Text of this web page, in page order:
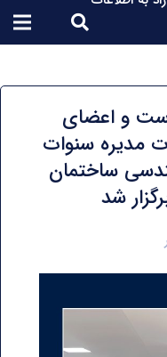
و اعضای
مدیره سنوات
ساختمان
شد